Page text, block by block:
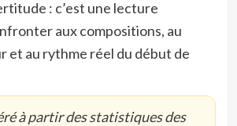
: c’est une lecture
aux compositions, au
et au rythme réel du début de
à partir des statistiques des